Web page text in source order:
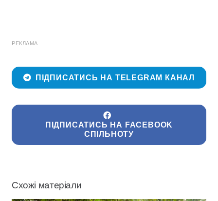
РЕКЛАМА
ПІДПИСАТИСЬ НА TELEGRAM КАНАЛ
ПІДПИСАТИСЬ НА FACEBOOK
СПІЛЬНОТУ
Схожі матеріали